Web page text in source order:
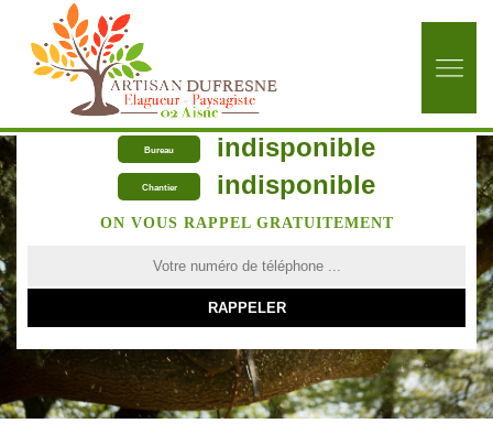
Bureau indisponible
Chantier indisponible
ON VOUS RAPPEL GRATUITEMENT